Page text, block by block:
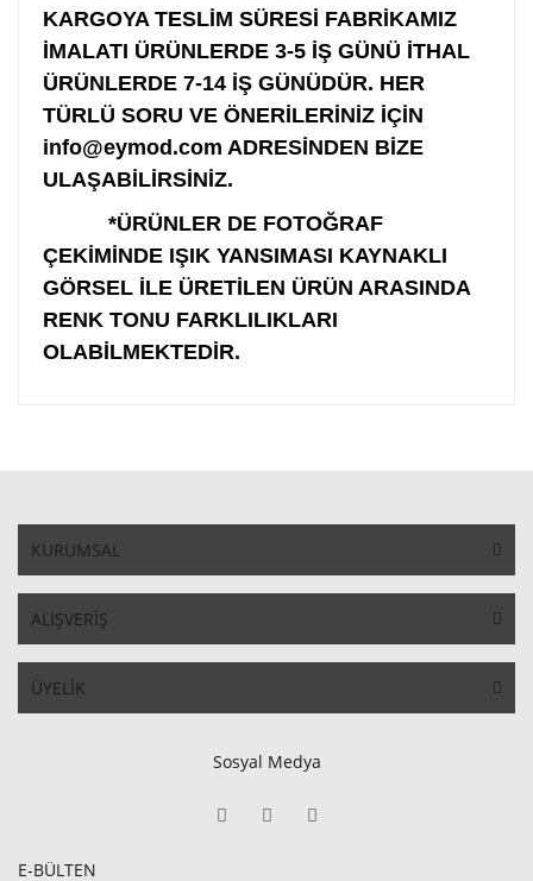
KARGOYA TESLİM SÜRESİ FABRİKAMIZ
İMALATI ÜRÜNLERDE 3-5 İŞ GÜNÜ İTHAL
ÜRÜNLERDE 7-14 İŞ GÜNÜDÜR. HER
TÜRLÜ SORU VE ÖNERİLERİNİZ İÇİN
info@eymod.com ADRESİNDEN BİZE
ULAŞABİLİRSİNİZ.
*ÜRÜNLER DE FOTOĞRAF
ÇEKİMİNDE IŞIK YANSIMASI KAYNAKLI
GÖRSEL İLE ÜRETİLEN ÜRÜN ARASINDA
RENK TONU FARKLILIKLARI
OLABİLMEKTEDİR.
KURUMSAL
ALIŞVERİŞ
ÜYELİK
Sosyal Medya
E-BÜLTEN